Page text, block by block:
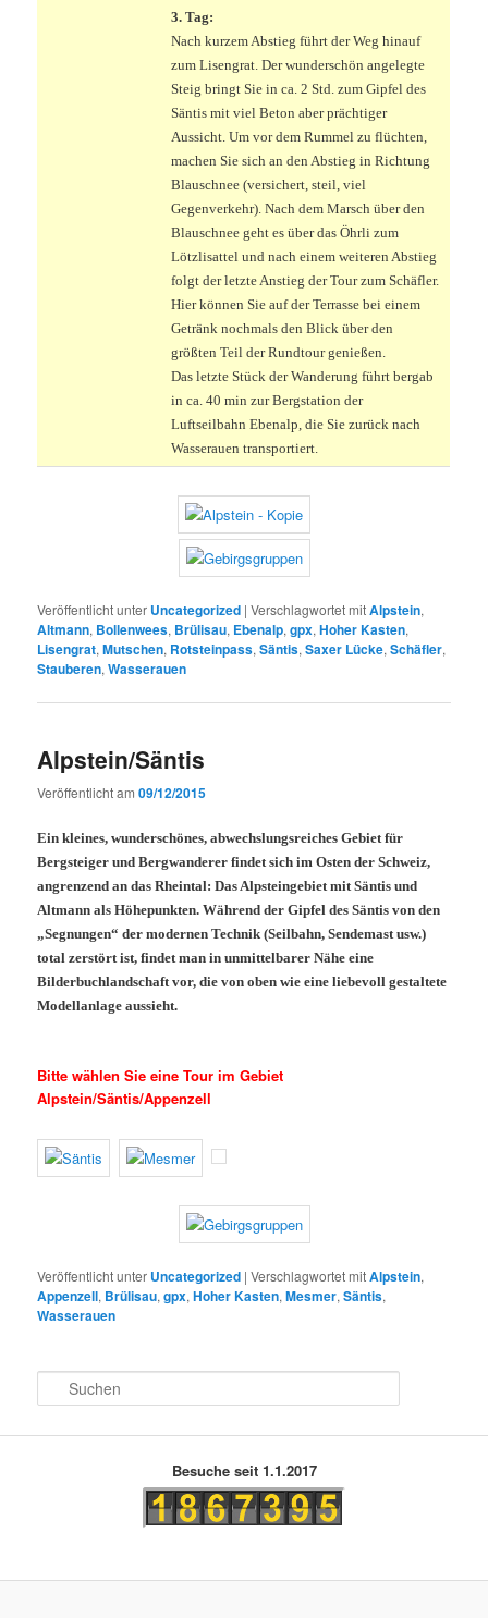
3. Tag:
Nach kurzem Abstieg führt der Weg hinauf
zum Lisengrat. Der wunderschön angelegte
Steig bringt Sie in ca. 2 Std. zum Gipfel des
Säntis mit viel Beton aber prächtiger
Aussicht. Um vor dem Rummel zu flüchten,
machen Sie sich an den Abstieg in Richtung
Blauschnee (versichert, steil, viel
Gegenverkehr). Nach dem Marsch über den
Blauschnee geht es über das Öhrli zum
Lötzlisattel und nach einem weiteren Abstieg
folgt der letzte Anstieg der Tour zum Schäfler.
Hier können Sie auf der Terrasse bei einem
Getränk nochmals den Blick über den
größten Teil der Rundtour genießen.
Das letzte Stück der Wanderung führt bergab
in ca. 40 min zur Bergstation der
Luftseilbahn Ebenalp, die Sie zurück nach
Wasserauen transportiert.
Veröffentlicht unter Uncategorized |Verschlagwortet mitAlpstein,
Altmann, Bollenwees, Brülisau, Ebenalp,gpx,Hoher Kasten,
Lisengrat,Mutschen, Rotsteinpass,Säntis,Saxer Lücke,Schäfler,
Stauberen,Wasserauen
Alpstein/Säntis
Veröffentlicht am09/12/2015
Ein kleines, wunderschönes, abwechslungsreiches Gebiet für
Bergsteiger und Bergwanderer findet sich im Osten der Schweiz,
angrenzend an das Rheintal: Das Alpsteingebiet mit Säntis und
Altmann als Höhepunkten. Während der Gipfel des Säntis von den
„Segnungen“ der modernen Technik (Seilbahn, Sendemast usw.)
total zerstört ist, findet man in unmittelbarer Nähe eine
Bilderbuchlandschaft vor, die von oben wie eine liebevoll gestaltete
Modellanlage aussieht.
Bitte wählen Sie eine Tour im Gebiet
Alpstein/Säntis/Appenzell
Veröffentlicht unter Uncategorized |Verschlagwortet mitAlpstein,
Appenzell, Brülisau,gpx,Hoher Kasten,Mesmer,Säntis,
Wasserauen
u
Besuche seit 1.1.2017